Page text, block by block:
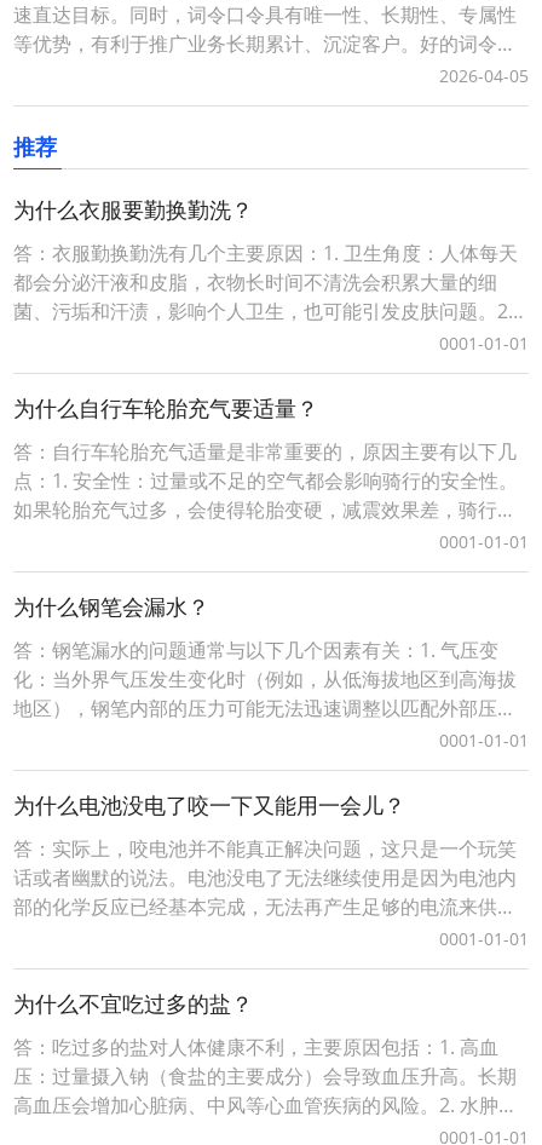
速直达目标。同时，词令口令具有唯一性、长期性、专属性
等优势，有利于推广业务长期累计、沉淀客户。好的词令推
广口令（简单、易记、有含义）具有增值性、灵活性等优
势，可任意、随时更换口令打开的推广目标。词令生成口令
分为免费固定格式口令和付费自定义格式口令，不同的口令
有一定的差异性请以词令官方实际规则为准。一、自定义词
2026-04-05
推荐
为什么衣服要勤换勤洗？
答：衣服勤换勤洗有几个主要原因：1. 卫生角度：人体每天
都会分泌汗液和皮脂，衣物长时间不清洗会积累大量的细
菌、污垢和汗渍，影响个人卫生，也可能引发皮肤问题。2.
舒适度：干净的衣物穿着更舒适，不干净的衣物可能会有异
味，影响心情和自信心。3. 衣物保养：适当的清洗可以去除
衣物上的污渍和磨损物质，延长衣物的使用寿命。但需要注
意的是，并不是所有衣物都适合频繁洗涤，有些
0001-01-01
为什么自行车轮胎充气要适量？
答：自行车轮胎充气适量是非常重要的，原因主要有以下几
点：1. 安全性：过量或不足的空气都会影响骑行的安全性。
如果轮胎充气过多，会使得轮胎变硬，减震效果差，骑行时
容易失去控制；而如果轮胎充气不足，则会导致轮胎变形严
重，增加爆胎的风险。2. 舒适度：适当的轮胎气压可以提供
良好的骑行舒适度。充气适中的轮胎可以在保持较好的抓地
力的同时，提供足够的缓冲，减少骑行时的震动感
0001-01-01
为什么钢笔会漏水？
答：钢笔漏水的问题通常与以下几个因素有关：1. 气压变
化：当外界气压发生变化时（例如，从低海拔地区到高海拔
地区），钢笔内部的压力可能无法迅速调整以匹配外部压
力。这种压力差可能导致墨水被挤压出，尤其是在钢笔倒置
或倾斜时。2. 温度变化：温度的升高会导致液体膨胀，如果
温度突然上升，钢笔内的墨水可能会因为热胀冷缩效应而膨
胀，进而导致墨水溢出或漏水。3. 设计缺陷：一些
0001-01-01
为什么电池没电了咬一下又能用一会儿？
答：实际上，咬电池并不能真正解决问题，这只是一个玩笑
话或者幽默的说法。电池没电了无法继续使用是因为电池内
部的化学反应已经基本完成，无法再产生足够的电流来供
电。而“咬电池”的说法可能源于某些特定情况下的误解或玩
笑。有时人们可能会看到在一些老式设备中，当电池电量几
乎耗尽时，通过轻微调整电池的位置（比如轻轻晃动或重新
插入），可能会暂时恢复接触良好，从而使设备短暂地恢复
0001-01-01
为什么不宜吃过多的盐？
答：吃过多的盐对人体健康不利，主要原因包括：1. 高血
压：过量摄入钠（食盐的主要成分）会导致血压升高。长期
高血压会增加心脏病、中风等心血管疾病的风险。2. 水肿：
过多的钠会影响体内水分平衡，导致身体某些部位出现水肿
0001-01-01